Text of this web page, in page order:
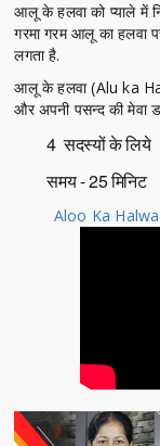
आलू के हलवा को प्याले में
गरमा गरम आलू का हलवा
लगता है.
आलू के हलवा (Alu ka
और अपनी पसन्द की मेवा
4 सदस्यों के लिये
समय - 25 मिनिट
Aloo Ka